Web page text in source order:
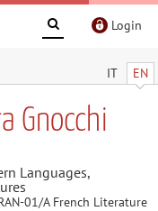
Login
IT EN
Gnocchi
Languages,
01/A French Literature